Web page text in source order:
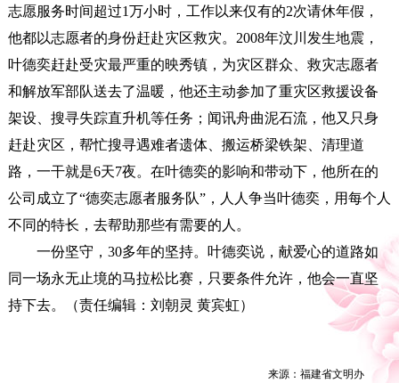
志愿服务时间超过1万小时，工作以来仅有的2次请休年假，
他都以志愿者的身份赶赴灾区救灾。2008年汶川发生地震，
叶德奕赶赴受灾最严重的映秀镇，为灾区群众、救灾志愿者
和解放军部队送去了温暖，他还主动参加了重灾区救援设备
架设、搜寻失踪直升机等任务；闻讯舟曲泥石流，他又只身
赶赴灾区，帮忙搜寻遇难者遗体、搬运桥梁铁架、清理道
路，一干就是6天7夜。在叶德奕的影响和带动下，他所在的
公司成立了“德奕志愿者服务队”，人人争当叶德奕，用每个人
不同的特长，去帮助那些有需要的人。
一份坚守，30多年的坚持。叶德奕说，献爱心的道路如
同一场永无止境的马拉松比赛，只要条件允许，他会一直坚
持下去。（责任编辑：刘朝灵 黄宾虹）
来源：福建省文明办